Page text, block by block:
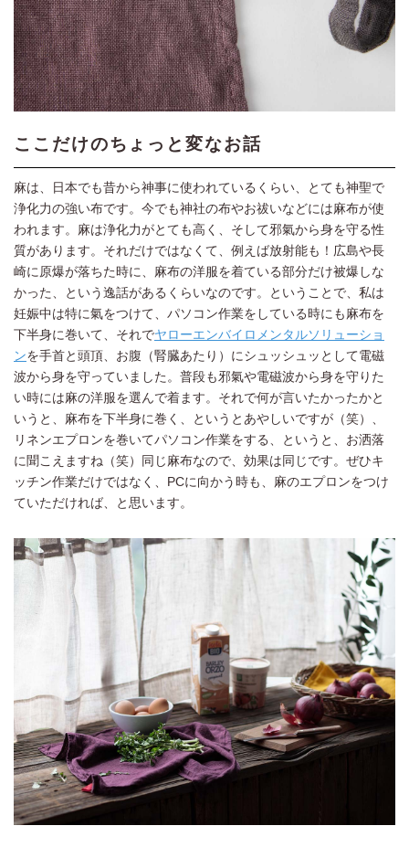
ここだけのちょっと変なお話
麻は、日本でも昔から神事に使われているくらい、とても神聖で
浄化力の強い布です。今でも神社の布やお祓いなどには麻布が使
われます。麻は浄化力がとても高く、そして邪氣から身を守る性
質があります。それだけではなくて、例えば放射能も！広島や長
崎に原爆が落ちた時に、麻布の洋服を着ている部分だけ被爆しな
かった、という逸話があるくらいなのです。ということで、私は
妊娠中は特に氣をつけて、パソコン作業をしている時にも麻布を
下半身に巻いて、それでヤローエンバイロメンタルソリューショ
ンを手首と頭頂、お腹（腎臓あたり）にシュッシュッとして電磁
波から身を守っていました。普段も邪氣や電磁波から身を守りた
い時には麻の洋服を選んで着ます。それで何が言いたかったかと
いうと、麻布を下半身に巻く、というとあやしいですが（笑）、
リネンエプロンを巻いてパソコン作業をする、というと、お洒落
に聞こえますね（笑）同じ麻布なので、効果は同じです。ぜひキ
ッチン作業だけではなく、PCに向かう時も、麻のエプロンをつけ
ていただければ、と思います。